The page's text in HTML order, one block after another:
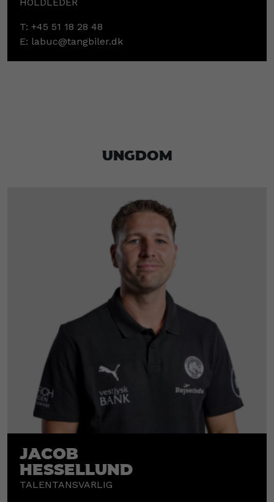
HOLDLEDER
T: +45 51 18 28 48
E: labuc@tangbiler.dk
Ungdom
Jacob
Hessellund
TALENTANSVARLIG